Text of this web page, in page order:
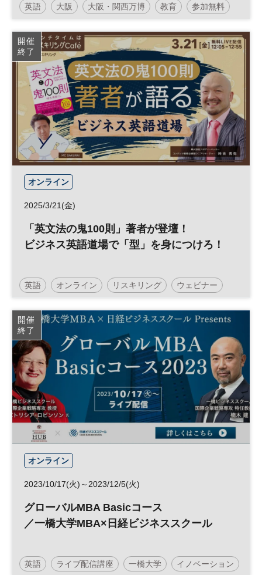
英語 大阪 大阪・関西万博 教育 参加無料
開催
終了
オンライン
2025/3/21(金)
「英文法の鬼100則」著者が登壇！
ビジネス英語道場で「型」を身につけろ！
英語 オンライン リスキリング ウェビナー
スキルアップ キャリア
参加無料
開催
終了
オンライン
2023/10/17(火)～2023/12/5(火)
グローバルMBA Basicコース
／一橋大学MBA×日経ビジネススクール
英語 ライブ配信講座 一橋大学 イノベーション